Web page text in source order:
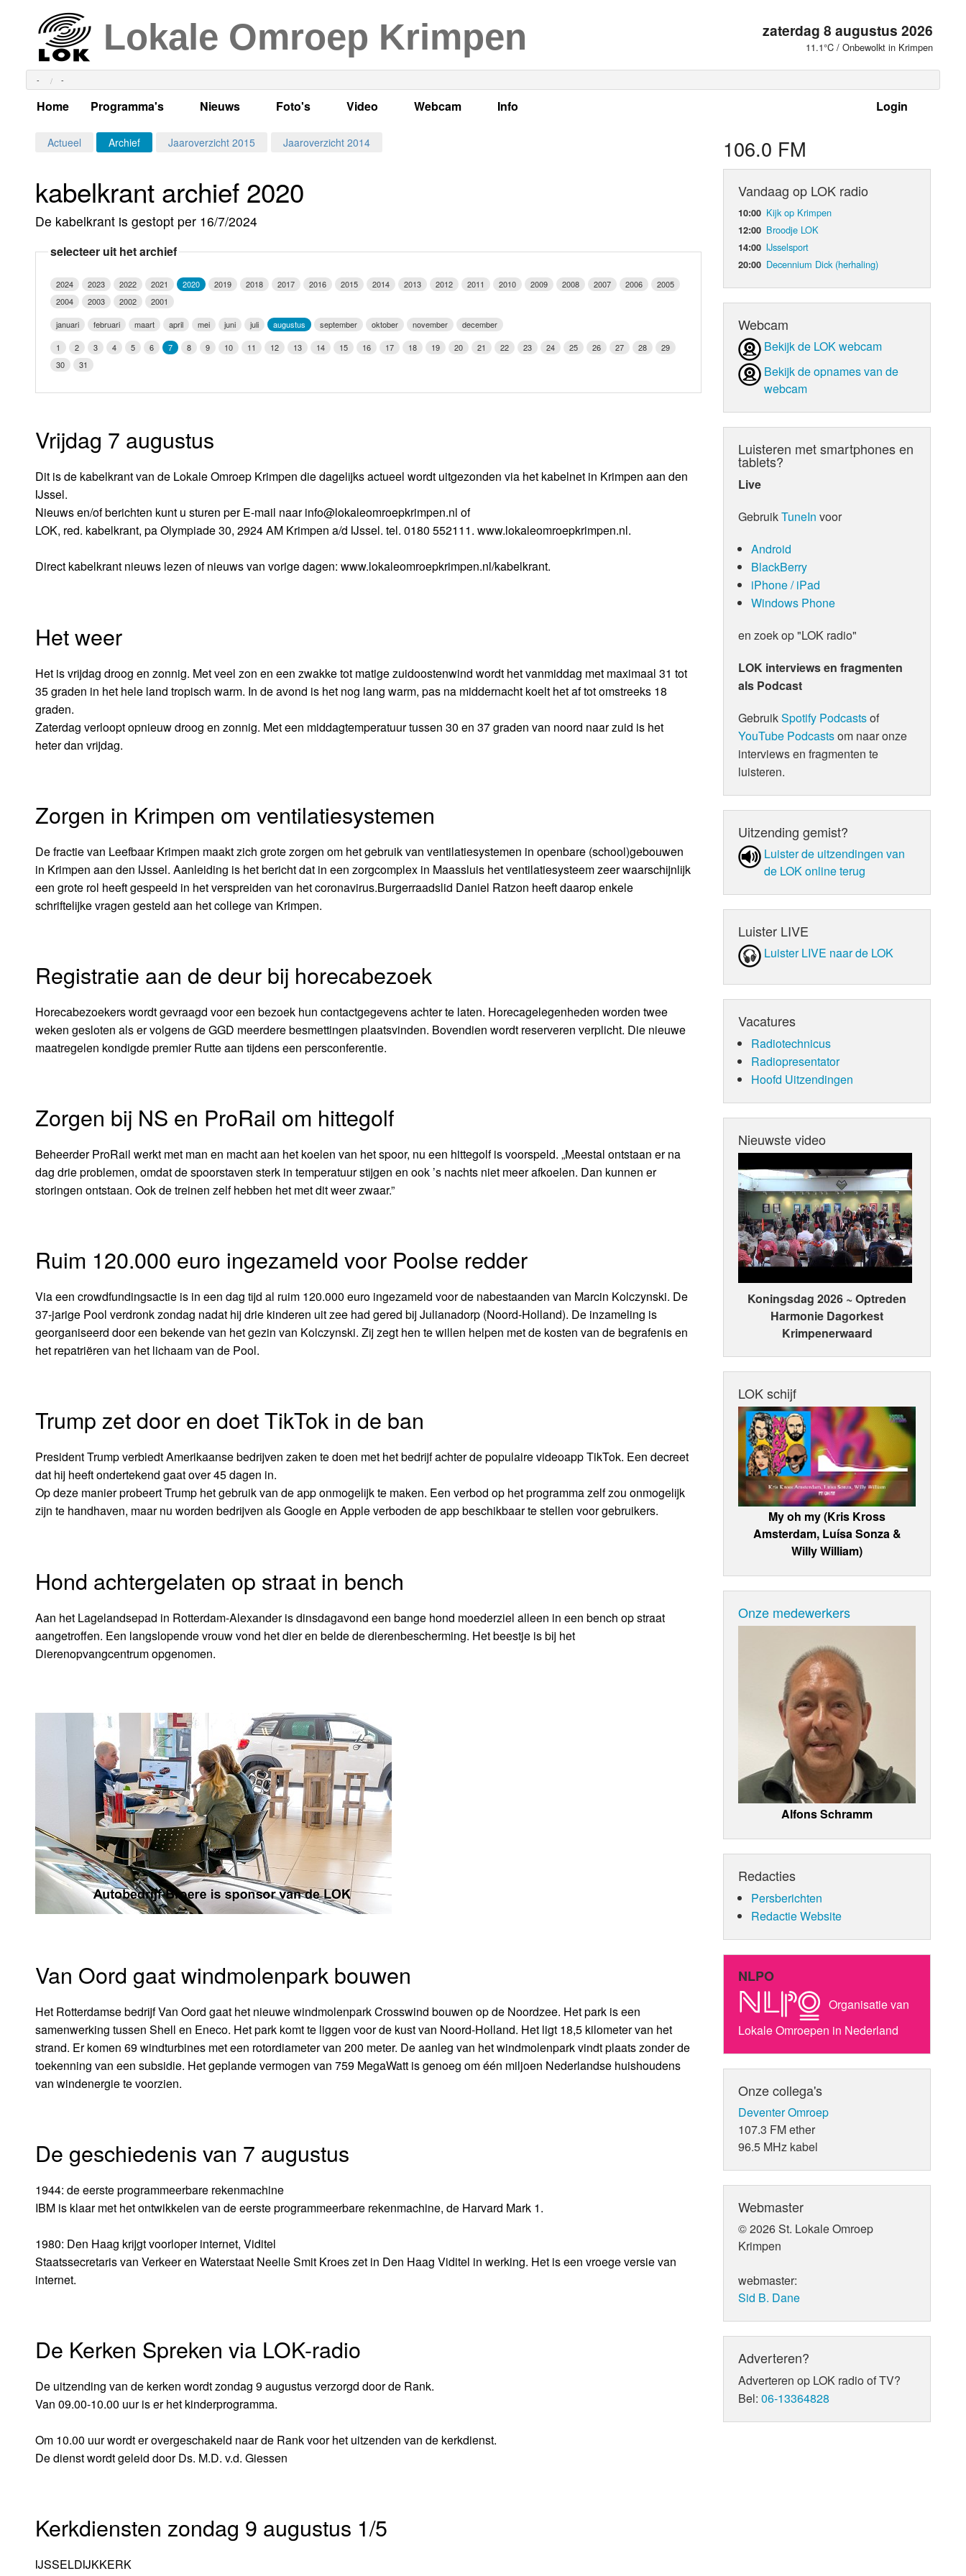
Lokale Omroep Krimpen zaterdag 8 augustus 2026
11.1°C / Onbewolkt in Krimpen
- -
Login
Home Programma's
Alle dagen
Per dag
Maandag
Vrijdag
Luister LOK Live
LOK schijf
Oude LOK programma's
Nieuws
Actueel Lokaal Nieuws
Kabelkrant
Foto's
Algemeen
Programma's
Video
LOK TV
Webcam Info
Weerman
Actueel Archief Jaaroverzicht 2015 Jaaroverzicht 2014
kabelkrant archief 2020
De kabelkrant is gestopt per 16/7/2024
selecteer uit het archief
2024 2023 2022 2021 2020 2019 2018 2017 2016 2015 2014 2013 2012 2011 2010 2009 2008 2007 2006
2005
2004
2003 2002
2001
januari
februari maart april mei juni juli augustus september oktober november
december
1
2 3 4 5 6 7 8 9 10 11 12 13 14 15 16 17 18 19 20 21 22 23 24 25 26 27 28
29
30
31
Vrijdag 7 augustus
Dit is de kabelkrant van de Lokale Omroep Krimpen die dagelijks actueel wordt uitgezonden via het kabelnet in Krimpen aan den
IJssel.
Nieuws en/of berichten kunt u sturen per E-mail naar info@lokaleomroepkrimpen.nl of
LOK, red. kabelkrant, pa Olympiade 30, 2924 AM Krimpen a/d IJssel. tel. 0180 552111. www.lokaleomroepkrimpen.nl.
Direct kabelkrant nieuws lezen of nieuws van vorige dagen: www.lokaleomroepkrimpen.nl/kabelkrant.
Het weer
Het is vrijdag droog en zonnig. Met veel zon en een zwakke tot matige zuidoostenwind wordt het vanmiddag met maximaal 31 tot
35 graden in het hele land tropisch warm. In de avond is het nog lang warm, pas na middernacht koelt het af tot omstreeks 18
graden.
Zaterdag verloopt opnieuw droog en zonnig. Met een middagtemperatuur tussen 30 en 37 graden van noord naar zuid is het
heter dan vrijdag.
Zorgen in Krimpen om ventilatiesystemen
De fractie van Leefbaar Krimpen maakt zich grote zorgen om het gebruik van ventilatiesystemen in openbare (school)gebouwen
in Krimpen aan den IJssel. Aanleiding is het bericht dat in een zorgcomplex in Maassluis het ventilatiesysteem zeer waarschijnlijk
een grote rol heeft gespeeld in het verspreiden van het coronavirus.Burgerraadslid Daniel Ratzon heeft daarop enkele
schriftelijke vragen gesteld aan het college van Krimpen.
Registratie aan de deur bij horecabezoek
Horecabezoekers wordt gevraagd voor een bezoek hun contactgegevens achter te laten. Horecagelegenheden worden twee
weken gesloten als er volgens de GGD meerdere besmettingen plaatsvinden. Bovendien wordt reserveren verplicht. Die nieuwe
maatregelen kondigde premier Rutte aan tijdens een persconferentie.
Zorgen bij NS en ProRail om hittegolf
Beheerder ProRail werkt met man en macht aan het koelen van het spoor, nu een hittegolf is voorspeld. „Meestal ontstaan er na
dag drie problemen, omdat de spoorstaven sterk in temperatuur stijgen en ook ’s nachts niet meer afkoelen. Dan kunnen er
storingen ontstaan. Ook de treinen zelf hebben het met dit weer zwaar.”
Ruim 120.000 euro ingezameld voor Poolse redder
Via een crowdfundingsactie is in een dag tijd al ruim 120.000 euro ingezameld voor de nabestaanden van Marcin Kolczynski. De
37-jarige Pool verdronk zondag nadat hij drie kinderen uit zee had gered bij Julianadorp (Noord-Holland). De inzameling is
georganiseerd door een bekende van het gezin van Kolczynski. Zij zegt hen te willen helpen met de kosten van de begrafenis en
het repatriëren van het lichaam van de Pool.
Trump zet door en doet TikTok in de ban
President Trump verbiedt Amerikaanse bedrijven zaken te doen met het bedrijf achter de populaire videoapp TikTok. Een decreet
dat hij heeft ondertekend gaat over 45 dagen in.
Op deze manier probeert Trump het gebruik van de app onmogelijk te maken. Een verbod op het programma zelf zou onmogelijk
zijn te handhaven, maar nu worden bedrijven als Google en Apple verboden de app beschikbaar te stellen voor gebruikers.
Hond achtergelaten op straat in bench
Aan het Lagelandsepad in Rotterdam-Alexander is dinsdagavond een bange hond moederziel alleen in een bench op straat
aangetroffen. Een langslopende vrouw vond het dier en belde de dierenbescherming. Het beestje is bij het
Dierenopvangcentrum opgenomen.
Van Oord gaat windmolenpark bouwen
Het Rotterdamse bedrijf Van Oord gaat het nieuwe windmolenpark Crosswind bouwen op de Noordzee. Het park is een
samenwerking tussen Shell en Eneco. Het park komt te liggen voor de kust van Noord-Holland. Het ligt 18,5 kilometer van het
strand. Er komen 69 windturbines met een rotordiameter van 200 meter. De aanleg van het windmolenpark vindt plaats zonder de
toekenning van een subsidie. Het geplande vermogen van 759 MegaWatt is genoeg om één miljoen Nederlandse huishoudens
van windenergie te voorzien.
De geschiedenis van 7 augustus
1944: de eerste programmeerbare rekenmachine
IBM is klaar met het ontwikkelen van de eerste programmeerbare rekenmachine, de Harvard Mark 1.
1980: Den Haag krijgt voorloper internet, Viditel
Staatssecretaris van Verkeer en Waterstaat Neelie Smit Kroes zet in Den Haag Viditel in werking. Het is een vroege versie van
internet.
De Kerken Spreken via LOK-radio
De uitzending van de kerken wordt zondag 9 augustus verzorgd door de Rank.
Van 09.00-10.00 uur is er het kinderprogramma.
Om 10.00 uur wordt er overgeschakeld naar de Rank voor het uitzenden van de kerkdienst.
De dienst wordt geleid door Ds. M.D. v.d. Giessen
Kerkdiensten zondag 9 augustus 1/5
IJSSELDIJKKERK
106.0 FM
Vandaag op LOK radio
10:00 Kijk op Krimpen
12:00 Broodje LOK
14:00 IJsselsport
20:00 Decennium Dick (herhaling)
Webcam
Bekijk de LOK webcam
Bekijk de opnames van de
webcam
Luisteren met smartphones en
tablets?
Live
GebruikTuneIn voor
Android
BlackBerry
iPhone / iPad
Windows Phone
en zoek op "LOK radio"
LOK interviews en fragmenten
als Podcast
GebruikSpotify Podcastsof
YouTube Podcastsom naar onze
interviews en fragmenten te
luisteren.
Uitzending gemist?
Luister de uit­zen­din­gen van
de LOK online terug
Luister LIVE
Luister LIVE naar de LOK
Vacatures
Radiotechnicus
Radiopresentator
Hoofd Uitzendingen
Nieuwste video
Koningsdag 2026 ~ Optreden
Harmonie Dagorkest
Krimpenerwaard
LOK schijf
My oh my (Kris Kross
Amsterdam, Luísa Sonza &
Willy William)
Onze medewerkers
Alfons Schramm
Redacties
Persberichten
Redactie Website
NLPO
Organisatie van
Lokale Omroepen in Nederland
Onze collega's
Deventer Omroep
107.3 FM ether
96.5 MHz kabel
Webmaster
© 2026 St. Lokale Omroep
Krimpen
webmaster:
Sid B. Dane
Adverteren?
Adverteren op LOK radio of TV?
Bel:06-13364828